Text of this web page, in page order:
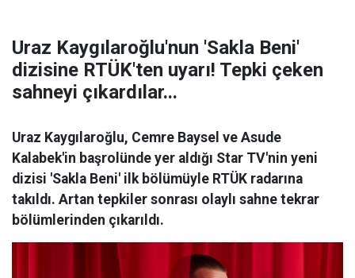
Uraz Kaygılaroğlu'nun 'Sakla Beni'
dizisine RTÜK'ten uyarı! Tepki çeken
sahneyi çıkardılar...
Uraz Kaygılaroğlu, Cemre Baysel ve Asude
Kalabek'in başrolünde yer aldığı Star TV'nin yeni
dizisi 'Sakla Beni' ilk bölümüyle RTÜK radarına
takıldı. Artan tepkiler sonrası olaylı sahne tekrar
bölümlerinden çıkarıldı.